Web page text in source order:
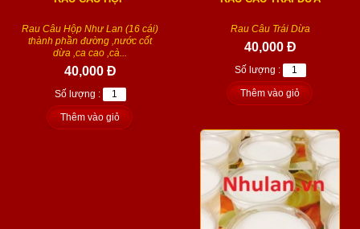
Rau Câu Hộp Như Lan (16 cái)
thành phần đường ,nước cốt
dừa ,ca cao ,cà...
40,000 Đ
Số lượng :
Thêm vào giỏ
Rau Câu Trái Dừa
40,000 Đ
Số lượng :
Thêm vào giỏ